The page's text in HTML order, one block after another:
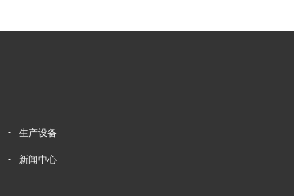
生产设备
新闻中心